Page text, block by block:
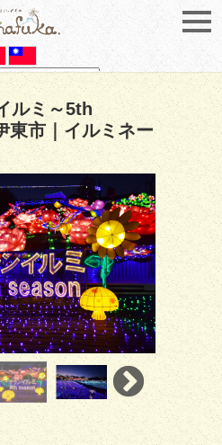
by Translate
ルミ～5th
東市｜イルミネー